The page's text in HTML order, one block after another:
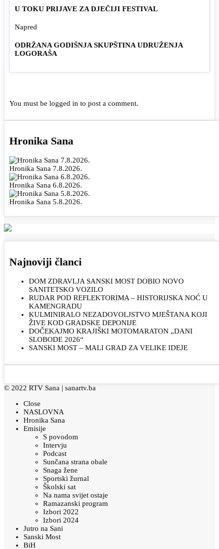
U TOKU PRIJAVE ZA DJEČIJI FESTIVAL
Napred
ODRŽANA GODIŠNJA SKUPŠTINA UDRUŽENJA
LOGORAŠA
You must be logged in to post a comment.
Hronika Sana
Hronika Sana 7.8.2026.
Hronika Sana 6.8.2026.
Hronika Sana 5.8.2026.
Najnoviji članci
DOM ZDRAVLJA SANSKI MOST DOBIO NOVO
SANITETSKO VOZILO
RUDAR POD REFLEKTORIMA – HISTORIJSKA NOĆ U
KAMENGRADU
KULMINIRALO NEZADOVOLJSTVO MJEŠTANA KOJI
ŽIVE KOD GRADSKE DEPONIJE
DOČEKAJMO KRAJIŠKI MOTOMARATON „DANI
SLOBODE 2026“
SANSKI MOST – MALI GRAD ZA VELIKE IDEJE
© 2022 RTV Sana | sanartv.ba
Close
NASLOVNA
Hronika Sana
Emisije
S povodom
Intervju
Podcast
Sunčana strana obale
Snaga žene
Sportski žurnal
Školski sat
Na nama svijet ostaje
Ramazanski program
Izbori 2022
Izbori 2024
Jutro na Sani
Sanski Most
BiH